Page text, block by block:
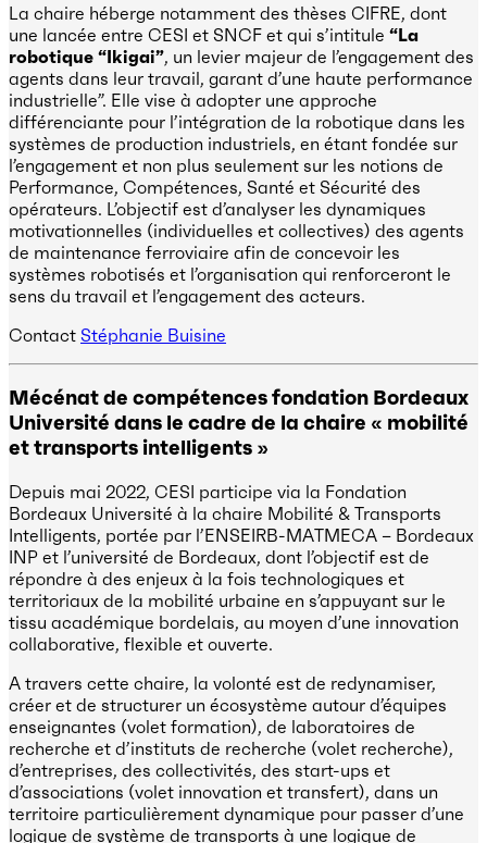
La chaire héberge notamment des thèses CIFRE, dont
une lancée entre CESI et SNCF et qui s’intitule “La
robotique “Ikigai”, un levier majeur de l’engagement des
agents dans leur travail, garant d’une haute performance
industrielle”. Elle vise à adopter une approche
différenciante pour l’intégration de la robotique dans les
systèmes de production industriels, en étant fondée sur
l’engagement et non plus seulement sur les notions de
Performance, Compétences, Santé et Sécurité des
opérateurs. L’objectif est d’analyser les dynamiques
motivationnelles (individuelles et collectives) des agents
de maintenance ferroviaire afin de concevoir les
systèmes robotisés et l’organisation qui renforceront le
sens du travail et l’engagement des acteurs.
Contact Stéphanie Buisine
Mécénat de compétences fondation Bordeaux
Université dans le cadre de la chaire « mobilité
et transports intelligents »
Depuis mai 2022, CESI participe via la Fondation
Bordeaux Université à la chaire Mobilité & Transports
Intelligents, portée par l’ENSEIRB-MATMECA – Bordeaux
INP et l’université de Bordeaux, dont l’objectif est de
répondre à des enjeux à la fois technologiques et
territoriaux de la mobilité urbaine en s’appuyant sur le
tissu académique bordelais, au moyen d’une innovation
collaborative, flexible et ouverte.
A travers cette chaire, la volonté est de redynamiser,
créer et de structurer un écosystème autour d’équipes
enseignantes (volet formation), de laboratoires de
recherche et d’instituts de recherche (volet recherche),
d’entreprises, des collectivités, des start-ups et
d’associations (volet innovation et transfert), dans un
territoire particulièrement dynamique pour passer d’une
logique de système de transports à une logique de